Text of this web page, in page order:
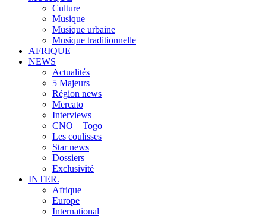
Culture
Musique
Musique urbaine
Musique traditionnelle
AFRIQUE
NEWS
Actualités
5 Majeurs
Région news
Mercato
Interviews
CNO – Togo
Les coulisses
Star news
Dossiers
Exclusivité
INTER.
Afrique
Europe
International